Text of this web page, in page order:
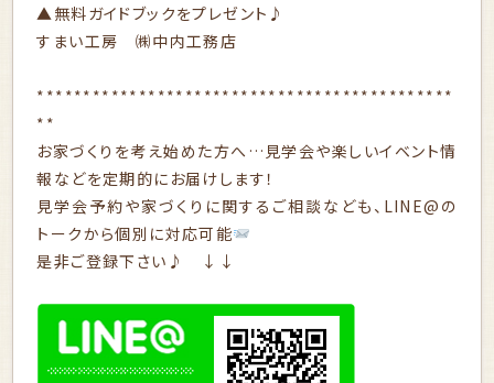
▲無料ガイドブックをプレゼント♪
すまい工房 ㈱中内工務店
*********************************************
**
お家づくりを考え始めた方へ…見学会や楽しいイベント情
報などを定期的にお届けします！
見学会予約や家づくりに関するご相談なども、LINE@の
トークから個別に対応可能
是非ご登録下さい♪ ↓↓